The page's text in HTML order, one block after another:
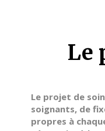
Le
Le projet de
soignants, de
propres à